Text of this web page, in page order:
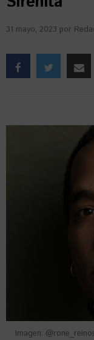
31 mayo, 2023 por
Imagen: